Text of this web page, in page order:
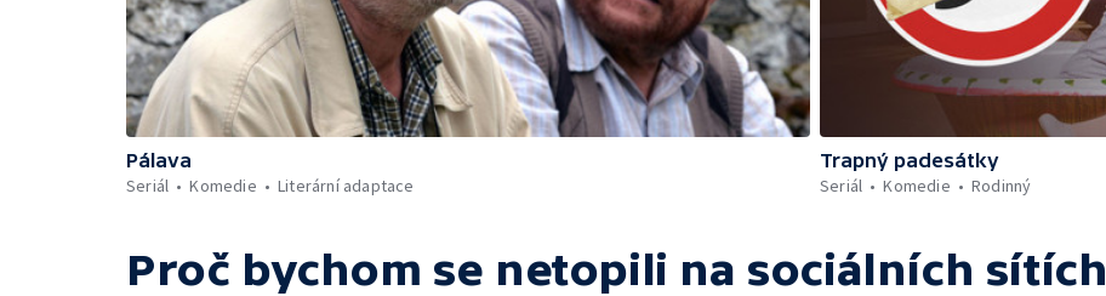
Pálava
Seriál
Komedie Literární adaptace
Trapný padesátky
Seriál
Komedie Rodinný
Proč bychom se netopili na sociálních sítích